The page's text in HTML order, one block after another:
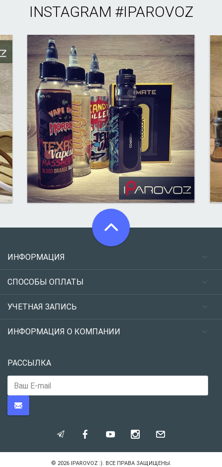
INSTAGRAM #IPAROVOZ
ИНФОРМАЦИЯ
СПОСОБЫ ОПЛАТЫ
УЧЕТНАЯ ЗАПИСЬ
ИНФОРМАЦИЯ О КОМПАНИИ
РАССЫЛКА
© 2026 IPAROVOZ :). ВСЕ ПРАВА ЗАЩИЩЕНЫ.